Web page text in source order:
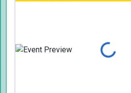
Φόρτωση...